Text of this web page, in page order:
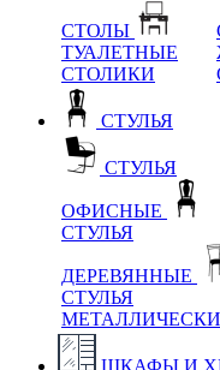
СТОЛЫ
ТУАЛЕТНЫЕ
СТОЛИКИ
СТУЛЬЯ
СТУЛЬЯ
ОФИСНЫЕ
СТУЛЬЯ
ДЕРЕВЯННЫЕ
СТУЛЬЯ